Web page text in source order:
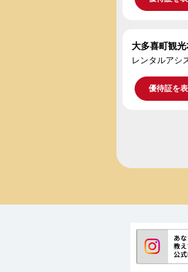
大多喜町観
レンタルアシ
優待証を